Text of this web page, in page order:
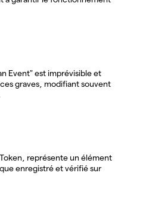
Event" est imprévisible et
graves, modifiant souvent
représente un élément
enregistré et vérifié sur